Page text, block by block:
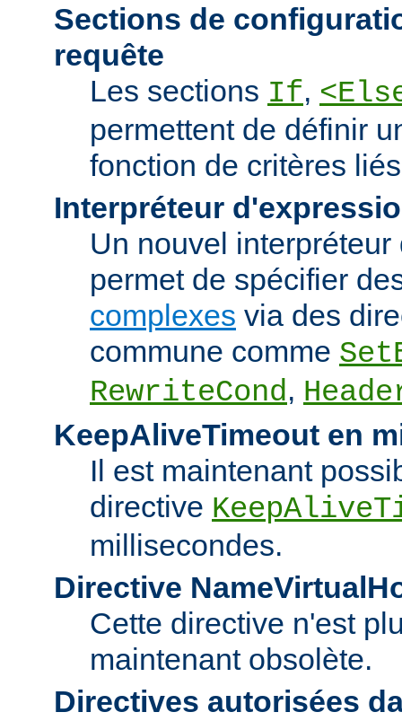
Sections de
requête
Les sections If,
permettent de définir
fonction de critères
Interpréteur
Un nouvel
permet de spécifier
complexes via des
commune comme
RewriteCond,
KeepAliveTimeout en
Il est maintenant
directive
millisecondes.
Directive
Cette directive n'est
maintenant obsolète.
Directives autorisées